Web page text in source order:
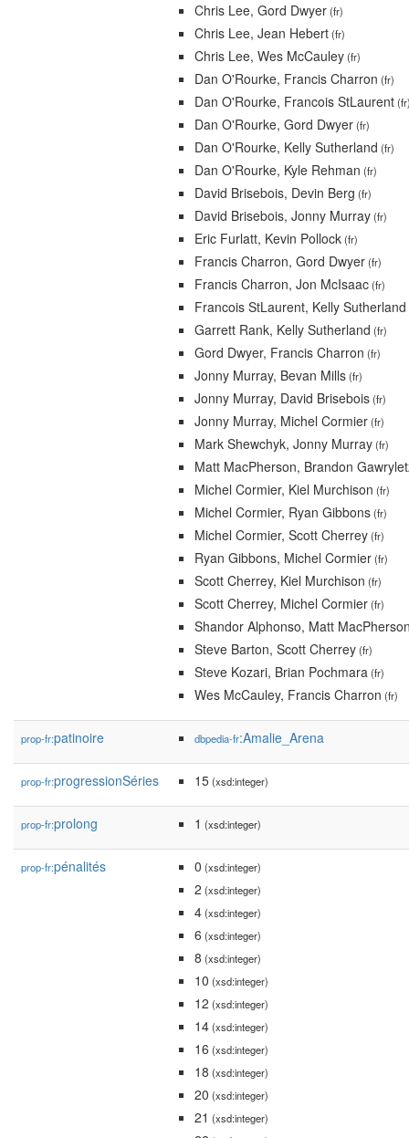
Chris Lee, Gord Dwyer(fr)
Chris Lee, Jean Hebert(fr)
Chris Lee, Wes McCauley(fr)
Dan O'Rourke, Francis Charron (fr)
Dan O'Rourke, Francois StLaurent
Dan O'Rourke, Gord Dwyer(fr)
Dan O'Rourke, Kelly Sutherland (fr)
Dan O'Rourke, Kyle Rehman (fr)
David Brisebois, Devin Berg (fr)
David Brisebois, Jonny Murray(fr)
Eric Furlatt, Kevin Pollock(fr)
Francis Charron, Gord Dwyer(fr)
Francis Charron, Jon McIsaac(fr)
Francois StLaurent, Kelly Sutherland
Garrett Rank, Kelly Sutherland (fr)
Gord Dwyer, Francis Charron (fr)
Jonny Murray, Bevan Mills(fr)
Jonny Murray, David Brisebois(fr)
Jonny Murray, Michel Cormier(fr)
Mark Shewchyk, Jonny Murray(fr)
Matt MacPherson, Brandon
Michel Cormier, Kiel Murchison (fr)
Michel Cormier, Ryan Gibbons(fr)
Michel Cormier, Scott Cherrey(fr)
Ryan Gibbons, Michel Cormier(fr)
Scott Cherrey, Kiel Murchison (fr)
Scott Cherrey, Michel Cormier(fr)
Shandor Alphonso, Matt
Steve Barton, Scott Cherrey(fr)
Steve Kozari, Brian Pochmara(fr)
Wes McCauley, Francis Charron (fr)
prop-fr:patinoire dbpedia-fr:Amalie_Arena
prop-fr:progressionSéries 15(xsd:integer)
prop-fr:prolong 1 (xsd:integer)
prop-fr:pénalités 0 (xsd:integer)
2 (xsd:integer)
4(xsd:integer)
6 (xsd:integer)
8 (xsd:integer)
10 (xsd:integer)
12 (xsd:integer)
14(xsd:integer)
16 (xsd:integer)
18 (xsd:integer)
20 (xsd:integer)
21 (xsd:integer)